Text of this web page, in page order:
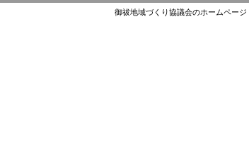
御祓地域づくり協議会のホームページ